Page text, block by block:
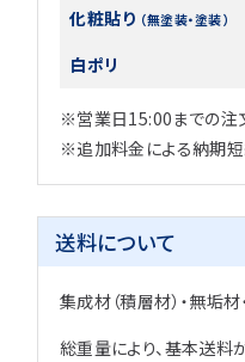
化粧貼り （無塗装・塗装）
白ポリ
※営業日15:00までの注
※追加料金による納期短
送料について
集成材（積層材）・無垢
総重量により、基本送料